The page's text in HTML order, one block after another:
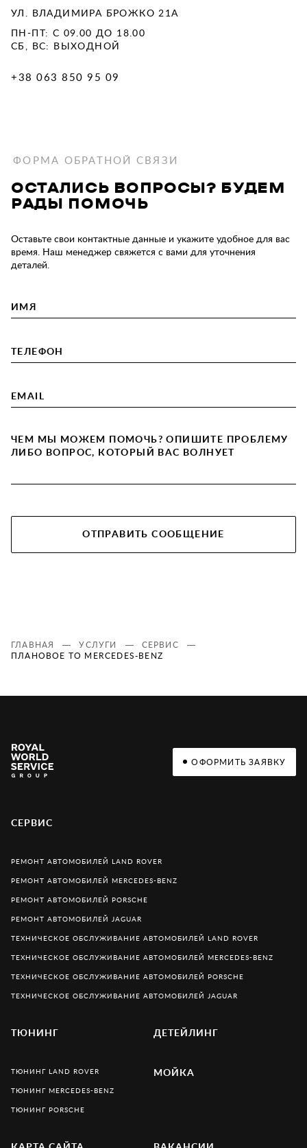
УЛ. ВЛАДИМИРА БРОЖКО 21А
ПН-ПТ: С 09.00 ДО 18.00
СБ, ВС: ВЫХОДНОЙ
+38 063 850 95 09
ФОРМА ОБРАТНОЙ СВЯЗИ
ОСТАЛИСЬ ВОПРОСЫ? БУДЕМ
РАДЫ ПОМОЧЬ
Оставьте свои контактные данные и укажите удобное для вас
время. Наш менеджер свяжется с вами для уточнения
деталей.
ОТПРАВИТЬ СООБЩЕНИЕ
ГЛАВНАЯ УСЛУГИ
СЕРВИС
ПЛАНОВОЕ ТО MERCEDES-BENZ
ОФОРМИТЬ ЗАЯВКУ
СЕРВИС
РЕМОНТ АВТОМОБИЛЕЙ LAND ROVER
РЕМОНТ АВТОМОБИЛЕЙ MERCEDES-BENZ
РЕМОНТ АВТОМОБИЛЕЙ PORSCHE
РЕМОНТ АВТОМОБИЛЕЙ JAGUAR
ТЕХНИЧЕСКОЕ ОБСЛУЖИВАНИЕ АВТОМОБИЛЕЙ LAND ROVER
ТЕХНИЧЕСКОЕ ОБСЛУЖИВАНИЕ АВТОМОБИЛЕЙ MERCEDES-BENZ
ТЕХНИЧЕСКОЕ ОБСЛУЖИВАНИЕ АВТОМОБИЛЕЙ PORSCHE
ТЕХНИЧЕСКОЕ ОБСЛУЖИВАНИЕ АВТОМОБИЛЕЙ JAGUAR
ТЮНИНГ
ТЮНИНГ LAND ROVER
ТЮНИНГ MERCEDES-BENZ
ТЮНИНГ PORSCHE
ДЕТЕЙЛИНГ
МОЙКА